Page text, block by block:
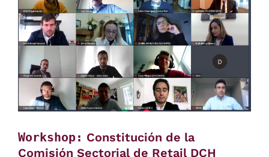
Workshop: Constitución de la
Comisión Sectorial de Retail DCH